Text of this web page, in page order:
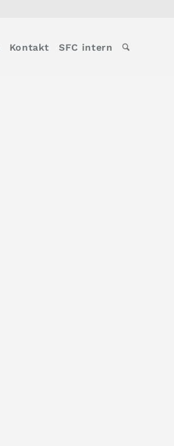
Kontakt SFC intern